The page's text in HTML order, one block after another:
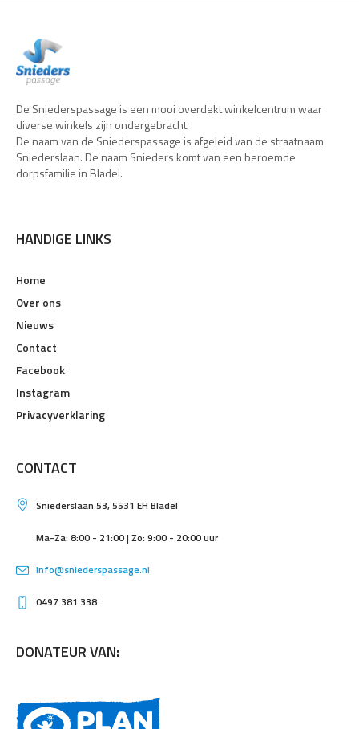
De Sniederspassage is een mooi overdekt winkelcentrum waar
diverse winkels zijn ondergebracht.
De naam van de Sniederspassage is afgeleid van de straatnaam
Sniederslaan. De naam Snieders komt van een beroemde
dorpsfamilie in Bladel.
HANDIGE LINKS
Home
Over ons
Nieuws
Contact
Facebook
Instagram
Privacyverklaring
CONTACT
Sniederslaan 53, 5531 EH Bladel
Ma-Za: 8:00 - 21:00 | Zo: 9:00 - 20:00 uur
info@sniederspassage.nl
0497 381 338
DONATEUR VAN: